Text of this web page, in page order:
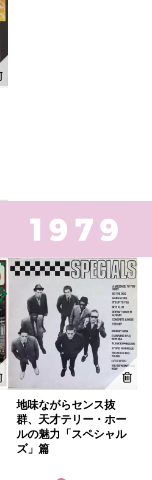
地味ながらセンス抜
群、天才テリー・ホー
ルの魅力「スペシャル
ズ」篇